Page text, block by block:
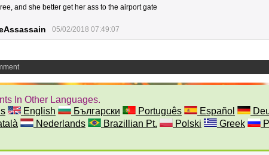
and she better get her ass to the airport gate
05/02/2018 07:49:07
In Other Languages.
English Български Português Español
Nederlands Brazillian Pt. Polski Greek